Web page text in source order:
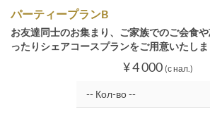
パーティープランB
お友達同士のお集まり、ご家族でのご会食
ったりシェアコースプランをご用意いたしま
¥ 4 000 (с нал.)